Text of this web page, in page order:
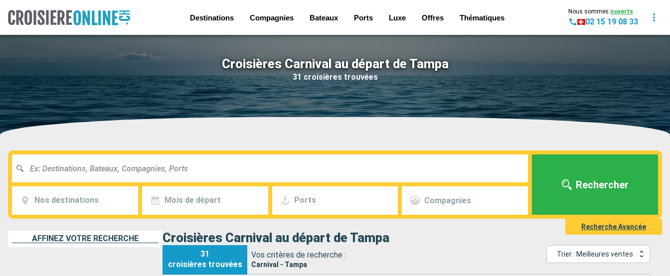
Destinations Compagnies Bateaux Ports Luxe Offres Thématiques
Nous sommes ouverts
02 15 19 08 33
Croisières Carnival au départ de Tampa
31 croisières trouvées
Nos destinations Mois de départ Ports Compagnies
Rechercher
Recherche Avancée
AFFINEZ VOTRE RECHERCHE Croisières Carnival au départ de Tampa
31
croisières trouvées
Vos critères de recherche :
Carnival - Tampa
Trier : Meilleures ventes